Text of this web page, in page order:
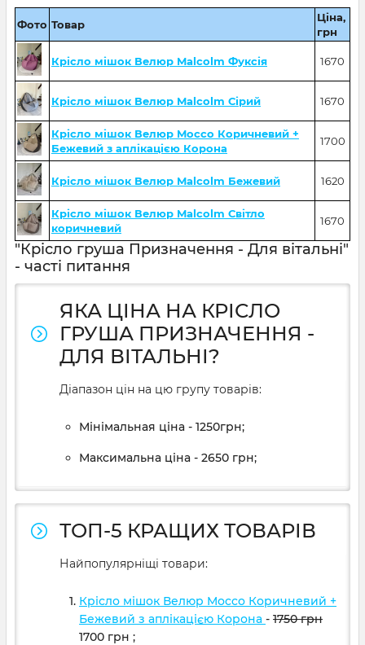
Фото Товар
Ціна,
грн
Крісло мішок Велюр Malcolm Фуксія 1670
Крісло мішок Велюр Malcolm Сірий 1670
Крісло мішок Велюр Mocco Коричневий +
Бежевий з аплікацією Корона
1700
Крісло мішок Велюр Malcolm Бежевий 1620
Крісло мішок Велюр Malcolm Світло
коричневий
1670
"Крісло груша Призначення - Для вітальні"
- часті питання
ЯКА ЦІНА НА КРІСЛО
ГРУША ПРИЗНАЧЕННЯ -
ДЛЯ ВІТАЛЬНІ?
Діапазон цін на цю групу товарів:
Мінімальная ціна - 1250грн;
Максимальна ціна - 2650 грн;
ТОП-5 КРАЩИХ ТОВАРІВ
Найпопулярніщі товари:
Крісло мішок Велюр Mocco Коричневий +
Бежевий з аплікацією Корона - 1750грн
1700 грн ;